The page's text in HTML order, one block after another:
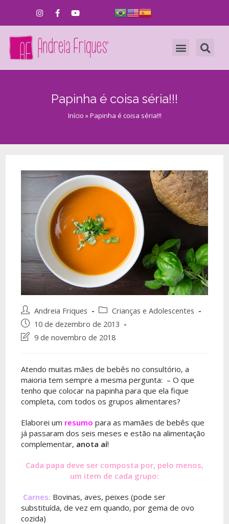
Papinha é coisa séria!!!
Início »Papinha é coisa séria!!!
Andreia Friques
Crianças e Adolescentes
10 de dezembro de 2013
9 de novembro de 2018
Atendo muitas mães de bebês no consultório, a
maioria tem sempre a mesma pergunta: – O que
tenho que colocar na papinha para que ela fique
completa, com todos os grupos alimentares?
Elaborei um resumo para as mamães de bebês que
já passaram dos seis meses e estão na alimentação
complementar, anota aí!
Cada papa deve ser composta por, pelo menos,
um item de cada grupo:
Carnes: Bovinas, aves, peixes (pode ser
substituída, de vez em quando, por gema de ovo
cozida)